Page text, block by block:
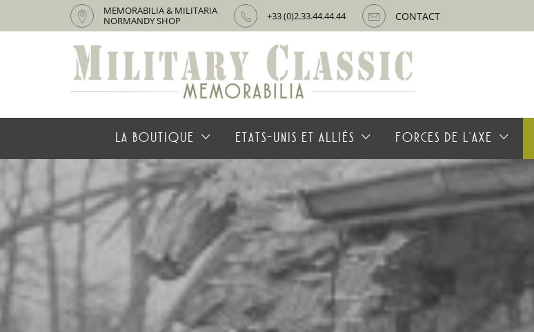
MEMORABILIA & MILITARIA
NORMANDY SHOP
+33 (0)2.33.44.44.44 CONTACT
LA BOUTIQUE ETATS-UNIS ET ALLIÉS FORCES DE L’AXE